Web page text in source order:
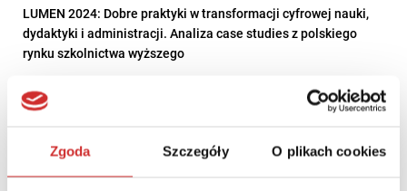
Zgoda Szczegóły O plikach cookies
LUMEN 2024: Dobre praktyki w transformacji cyfrowej nauki,
dydaktyki i administracji. Analiza case studies z polskiego
rynku szkolnictwa wyższego